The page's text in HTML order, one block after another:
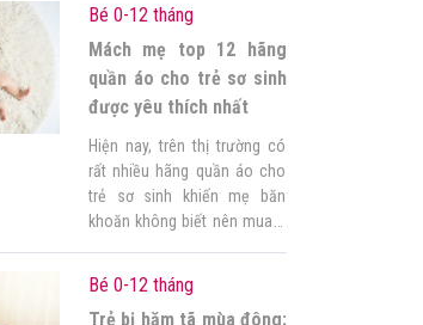
Bé 0-12 tháng
Mách mẹ top 12 hãng
quần áo cho trẻ sơ sinh
được yêu thích nhất
Hiện nay, trên thị trường có
rất nhiều hãng quần áo cho
trẻ sơ sinh khiến mẹ băn
khoăn không biết nên mua ở
đây! Góc của mẹ sẽ bật mí 12
Bé 0-12 tháng
Trẻ bị hăm tã mùa đông: